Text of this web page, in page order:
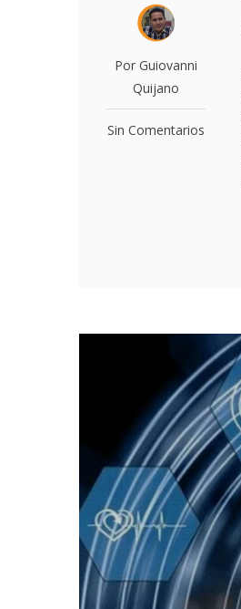
Por Guiovanni
Quijano
Sin Comentarios